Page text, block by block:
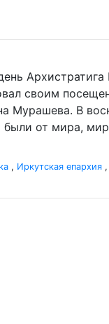
своим
Мурашева. В
были от мира,
, Иркутская епархия ,